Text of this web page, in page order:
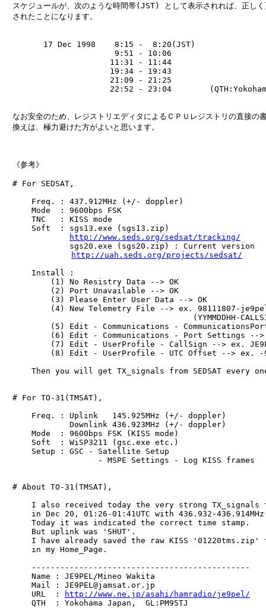
スケジュールが、次のような時間帯(JST) として表示されれば、正しく
されたことになります。
17 Dec 1998    8:15 -  8:20(JST)
9:51 - 10:06
11:31 - 11:44
19:34 - 19:43
21:09 - 21:25
22:52 - 23:04
なお安全のため、レジストリエディタによるＣＰＵレジストリの直接の
換えは、極力避けた方がよいと思います。
《参考》
# For SEDSAT,
Freq. : 437.912MHz (+/- doppler)
Mode  : 9600bps FSK
TNC   : KISS mode
Soft  : sgs13.exe (sgs13.zip)
http://www.seds.org/sedsat/tracking/
sgs20.exe (sgs20.zip) : Current version
http://uah.seds.org/projects/sedsat/
Install :
(1) No Resistry Data --> OK
(2) Port Unavailable --> OK
(3) Please Enter User Data --> OK
(4) New Telemetry File --> ex. 98111807-
(YYMMDDHH-
(5) Edit - Communications - CommunicationsPort
(6) Edit - Communications - Port Settings -->
(7) Edit - UserProfile - CallSign --> ex.
(8) Edit - UserProfile - UTC Offset --> ex.
Then you will get TX_signals from SEDSAT every
# For TO-31(TMSAT),
Freq. : Uplink   145.925MHz (+/- doppler)
Downlink 436.923MHz (+/- doppler)
Mode  : 9600bps FSK (KISS mode)
Soft  : WiSP3211 (gsc.exe etc.)
Setup : GSC - Satellite Setup
- MSPE Settings - Log KISS frames
# About TO-31(TMSAT),
I also received today the very strong TX_signals
in Dec 20, 01:26-01:41UTC with 436.932-
Today it was indicated the correct time stamp.
But uplink was 'SHUT'.
I have already saved the raw KISS '01220tms.zip'
in my Home_Page.
----------------------------------------------
Name : JE9PEL/Mineo Wakita
Mail : JE9PEL@jamsat.or.jp
URL  :
http://www.ne.jp/asahi/hamradio/je9pel/
QTH  : Yokohama Japan,  GL:PM95TJ